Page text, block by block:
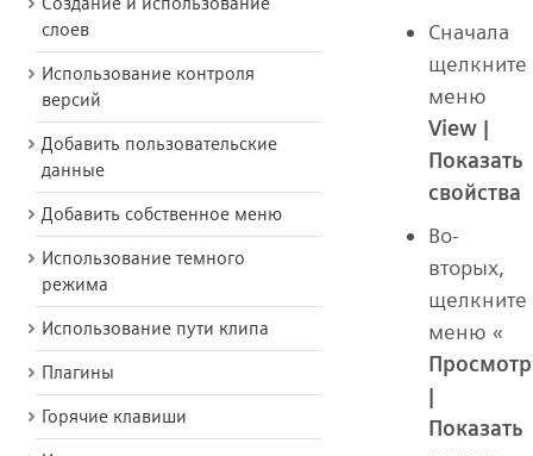
слоев
Использование контроля
версий
Добавить пользовательские
данные
Добавить собственное меню
Использование темного
режима
Использование пути клипа
Плагины
Горячие клавиши
Сначала
щелкните
меню
View |
Показать
свойства
Во-
вторых,
щелкните
меню «
|
Показать